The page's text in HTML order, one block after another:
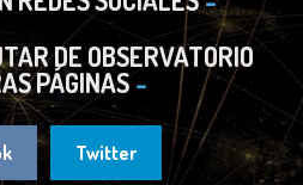
DE OBSERVATORIO
PÁGINAS
Twitter